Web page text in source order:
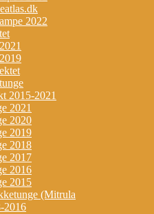
2022
2015-2021
2021
2020
2019
2018
2017
2016
2015
(Mitrula
2016